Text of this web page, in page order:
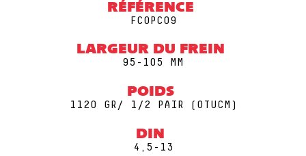
RÉFÉRENCE
FCOPC09
LARGEUR DU FREIN
95-105 MM
POIDS
1120 GR/ 1/2 PAIR (0TUCM)
DIN
4,5-13